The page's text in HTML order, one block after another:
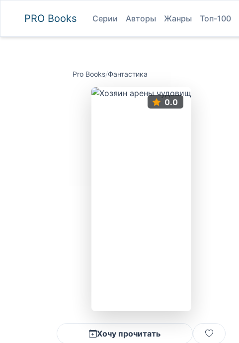
PRO Books Серии Авторы Жанры Топ-100
Pro Books/Фантастика
0.0
Хочу прочитать